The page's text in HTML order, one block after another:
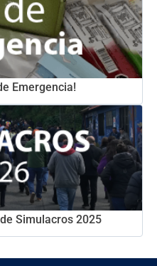
Emergencia!
Simulacros 2025